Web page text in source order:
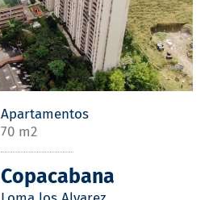
Apartamentos
70 m2
Copacabana